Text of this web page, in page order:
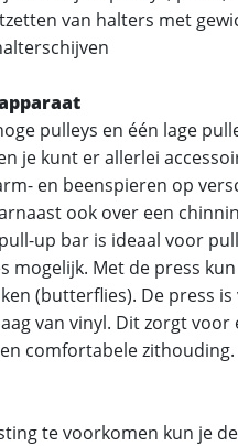
van halters met
pulleys en één lage
je kunt er allerlei
en beenspieren op
ook over een
up bar is ideaal voor
mogelijk. Met de press
(butterflies). De press is
van vinyl. Dit zorgt
comfortabele zithouding.
te voorkomen kun je